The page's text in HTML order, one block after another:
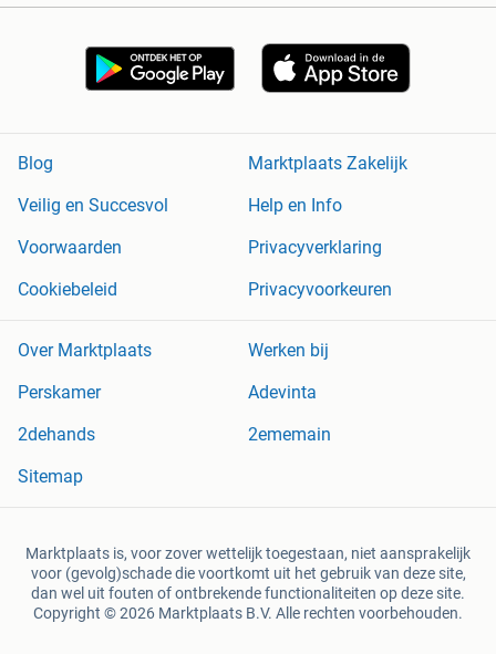
Blog
Marktplaats Zakelijk
Veilig en Succesvol
Help en Info
Voorwaarden
Privacyverklaring
Cookiebeleid
Privacyvoorkeuren
Over Marktplaats
Werken bij
Perskamer
Adevinta
2dehands
2ememain
Sitemap
Marktplaats is, voor zover wettelijk toegestaan, niet aansprakelijk
voor (gevolg)schade die voortkomt uit het gebruik van deze site,
dan wel uit fouten of ontbrekende functionaliteiten op deze site.
Copyright © 2026 Marktplaats B.V. Alle rechten voorbehouden.